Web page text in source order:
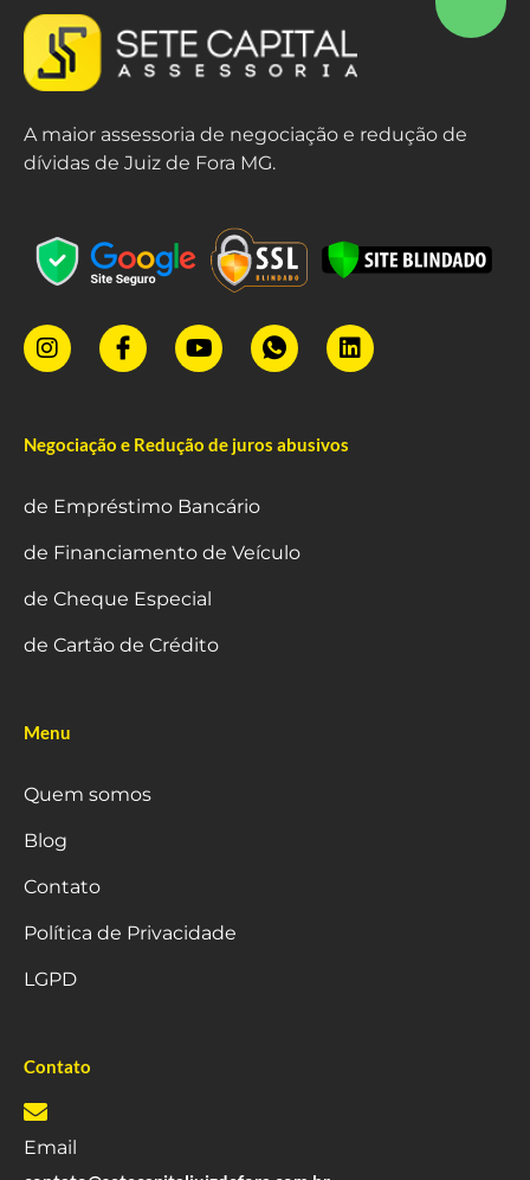
A maior assessoria de negociação e redução de
dívidas de Juiz de Fora MG.
Negociação e Redução de juros abusivos
de Empréstimo Bancário
de Financiamento de Veículo
de Cheque Especial
de Cartão de Crédito
Menu
Quem somos
Blog
Contato
Política de Privacidade
LGPD
Contato
Email